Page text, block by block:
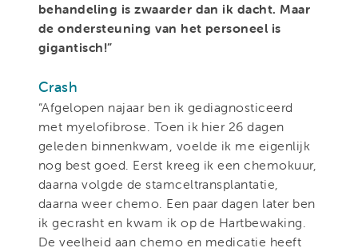
behandeling is zwaarder dan ik dacht. Maar
de ondersteuning van het personeel is
gigantisch!”
Crash
“Afgelopen najaar ben ik gediagnosticeerd
met myelofibrose. Toen ik hier 26 dagen
geleden binnenkwam, voelde ik me eigenlijk
nog best goed. Eerst kreeg ik een chemokuur,
daarna volgde de stamceltransplantatie,
daarna weer chemo. Een paar dagen later ben
ik gecrasht en kwam ik op de Hartbewaking.
De veelheid aan chemo en medicatie heeft